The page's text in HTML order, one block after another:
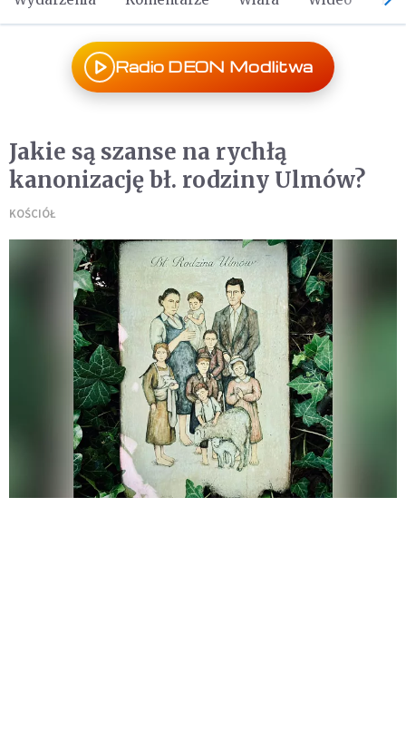
Radio DEON Modlitwa
Jakie są szanse na rychłą
kanonizację bł. rodziny Ulmów?
KOŚCIÓŁ